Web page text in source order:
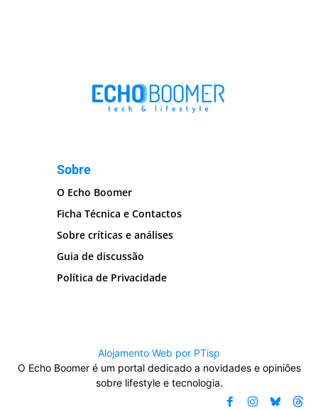
Sobre
O Echo Boomer
Ficha Técnica e Contactos
Sobre críticas e análises
Guia de discussão
Política de Privacidade
Alojamento Web por PTisp
O Echo Boomer é um portal dedicado a novidades e opiniões
sobre lifestyle e tecnologia.